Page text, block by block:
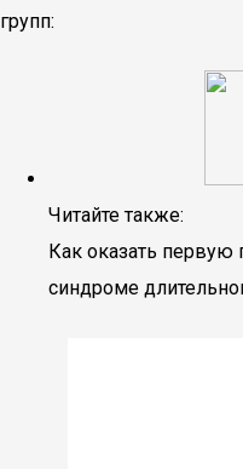
групп:
Читайте также:
Как оказать
синдроме